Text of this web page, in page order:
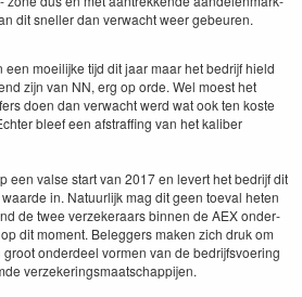
dit sneller dan verwacht weer gebeuren.
moeil­ijke tijd dit jaar maar het bedri­jf hield
zijn van NN, erg op orde. Wel moest het
doen dan verwacht werd wat ook ten koste
bleef een afs­traf­fing van het kaliber
een valse start van 2017en lev­ert het bedri­jf dit
in. Natu­urlijk mag dit geen toe­val het­en
de twee verzek­er­aars bin­nen de AEXonder­
dit moment. Beleg­gers mak­en zich druk om
onderdeel vor­men van de bedri­jfsvo­er­ing
verzek­er­ings­maatschap­pi­jen.